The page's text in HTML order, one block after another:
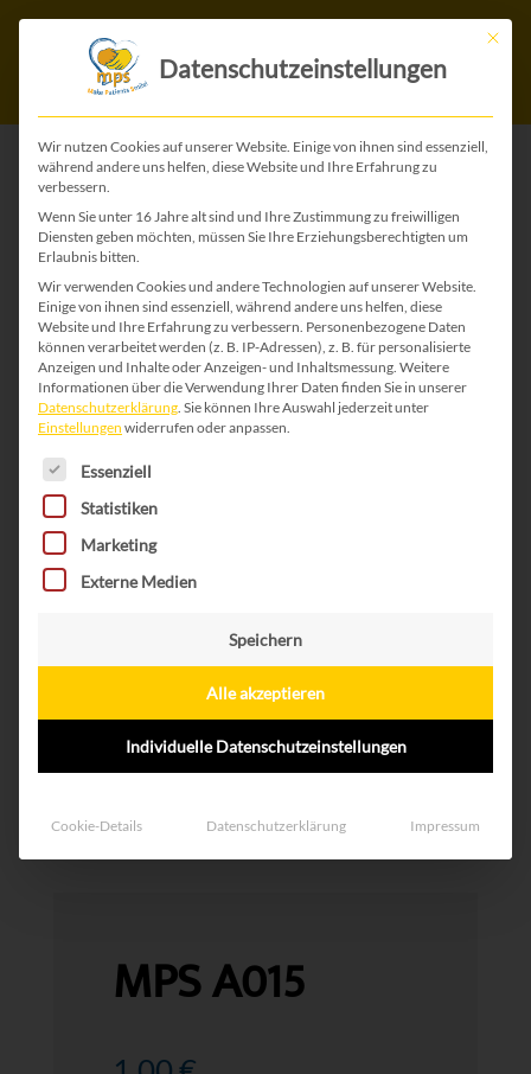
MPS A015
Mit
Datenschutzeinstellungen
Wir nutzen Cookies auf unserer Website. Einige von ihnen sind essenziell,
während andere uns helfen, diese Website und Ihre Erfahrung zu
verbessern.
Wenn Sie unter 16 Jahre alt sind und Ihre Zustimmung zu freiwilligen
Diensten geben möchten, müssen Sie Ihre Erziehungsberechtigten um
Erlaubnis bitten.
Wir verwenden Cookies und andere Technologien auf unserer Website.
Einige von ihnen sind essenziell, während andere uns helfen, diese
Website und Ihre Erfahrung zu verbessern. Personenbezogene Daten
können verarbeitet werden (z. B. IP-Adressen), z. B. für personalisierte
Anzeigen und Inhalte oder Anzeigen- und Inhaltsmessung. Weitere
Informationen über die Verwendung Ihrer Daten finden Sie in unserer
Datenschutzerklärung. Sie können Ihre Auswahl jederzeit unter
Einstellungen widerrufen oder anpassen.
Es folgt eine Liste der Service-Gruppen, für die
Essenziell
Statistiken
Marketing
Externe Medien
Speichern
Alle akzeptieren
Individuelle Datenschutzeinstellungen
Cookie-Details Datenschutzerklärung Impressum